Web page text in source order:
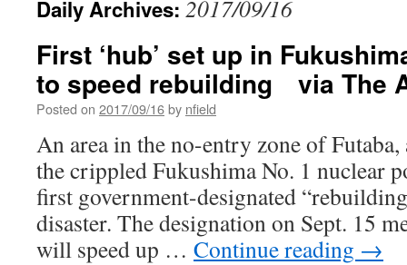
Daily Archives: 2017/09/16
First ‘hub’ set up in
to speed rebuilding via The
Posted on 2017/09/16by nfield
An area in the no-entry zone of
the crippled Fukushima No. 1 nuclear
first government-designated
disaster. The designation on Sept. 15
will speed up … Continue reading →